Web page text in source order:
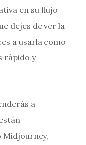
en su flujo
dejes de ver la
a usarla como
rápido y
a
Midjourney,